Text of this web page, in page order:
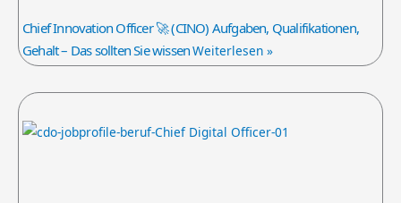
Chief Innovation Officer 🚀 (CINO) Aufgaben, Qualifikationen,
Gehalt – Das sollten Sie wissenWeiterlesen »